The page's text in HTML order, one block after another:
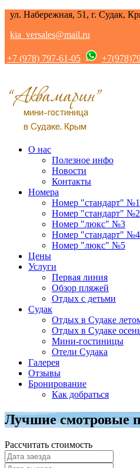
ул. Набережная, 51, г. Судак,
kia_versales@mail.ru
+7 (978) 797-61-05
О нас
Полезное инфо
Новости
Контакты
Номера
Номер "стандарт" №1
Номер "стандарт" №2
Номер "люкс" №3
Номер "стандарт" №4
Номер "люкс" №5
Цены
Услуги
Первая линия
Обзор пляжей
Отдых с детьми
Судак
Отдых в Судаке
Отдых в Судаке
Мини-гостиницы
Отели Судака
Галерея
Отзывы
Бронирование
Как добраться
Лучшие смотровые
Рассчитать стоимость